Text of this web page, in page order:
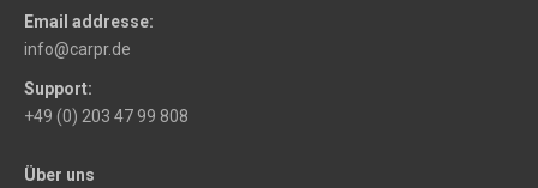
Email addresse:
info@carpr.de
Support:
+49 (0) 203 47 99 808
Über uns